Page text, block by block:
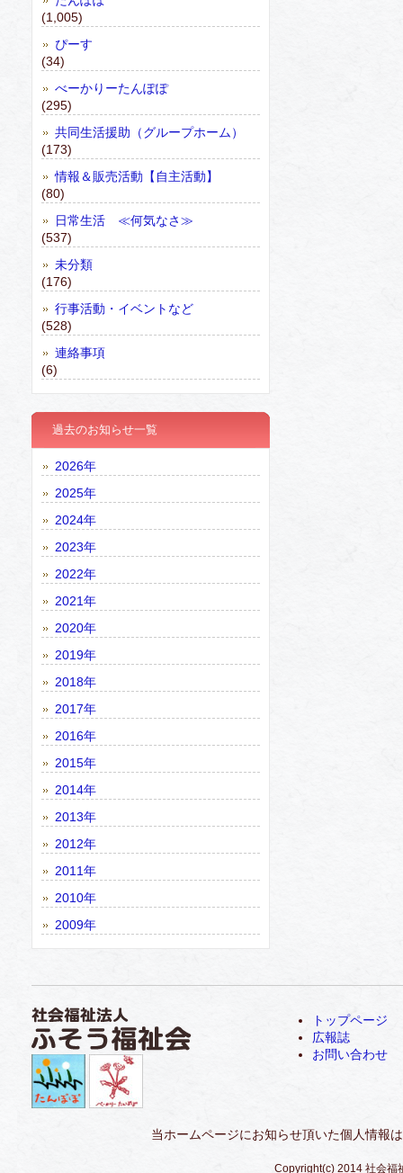
(1,005)
ぴーす
(34)
べーかりーたんぽぽ
(295)
共同生活援助（グループホーム）
(173)
情報＆販売活動【自主活動】
(80)
日常生活 ≪何気なさ≫
(537)
未分類
(176)
行事活動・イベントなど
(528)
連絡事項
(6)
過去のお知らせ一覧
2026年
2025年
2024年
2023年
2022年
2021年
2020年
2019年
2018年
2017年
2016年
2015年
2014年
2013年
2012年
2011年
2010年
2009年
トップページ
広報誌
お問い合わせ
当ホームページにお知らせ頂いた個人情報
Copyright(c) 2014 社会